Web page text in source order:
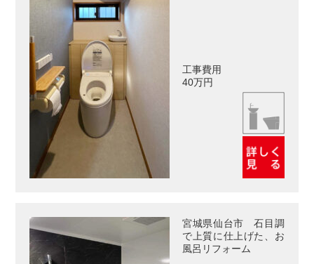
工事費用
40万円
宮城県仙台市 石目調
で上質に仕上げた、お
風呂リフォーム